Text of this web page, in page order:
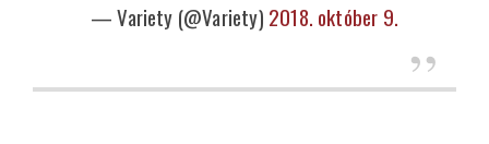
— Variety (@Variety) 2018. október 9.